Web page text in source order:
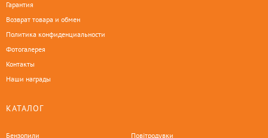
Гарантия
Возврат товара и обмен
Политика конфиденциальности
Фотогалерея
Контакты
Наши награды
КАТАЛОГ
Бензопили Повітродувки